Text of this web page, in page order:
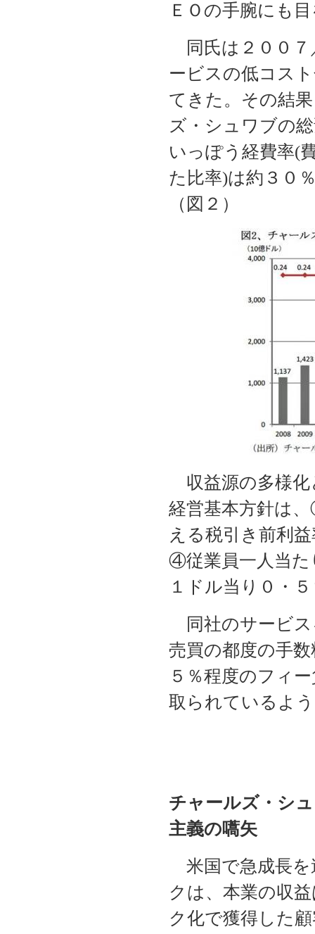
ＥＯの手腕にも
同氏は２００７
ービスの低コス
てきた。その結
ズ・シュワブの
いっぽう経費率(
た比率)は約３０
（図２）
収益源の多様化
経営基本方針は
える税引き前利
④従業員一人当た
１ドル当り０・
同社のサービス
売買の都度の手
５％程度のフィ
取られているよ
チャールズ・シ
主義の嚆矢
米国で急成長を
クは、本業の収
ク化で獲得した